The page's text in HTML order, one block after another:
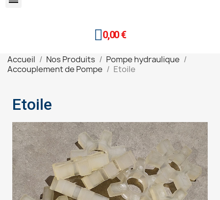
0,00 €
Accueil Nos Produits
Pompe hydraulique
Accouplement de Pompe
Etoile
Etoile